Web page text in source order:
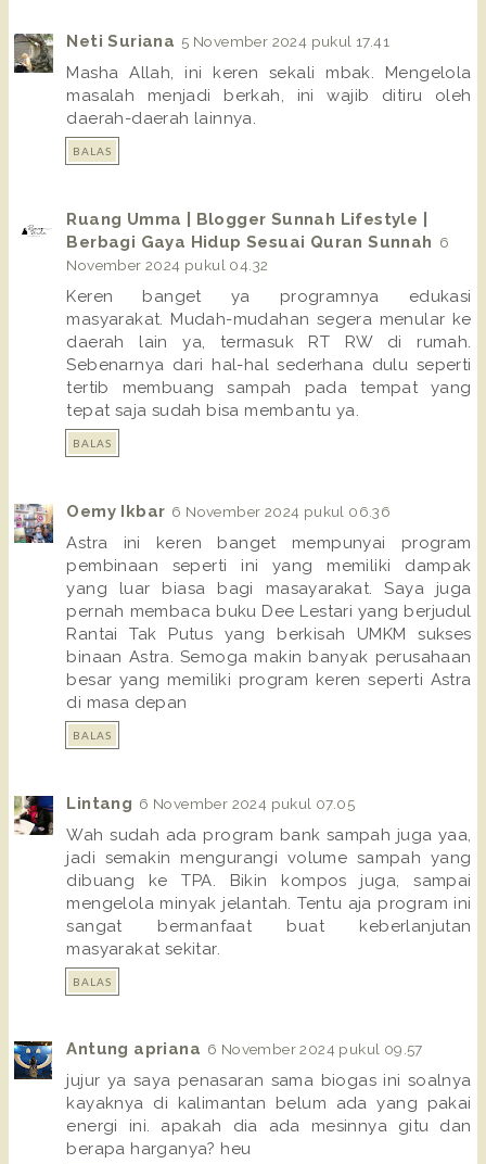
Neti Suriana 5 November 2024 pukul 17.41
Masha Allah, ini keren sekali mbak. Mengelola
masalah menjadi berkah, ini wajib ditiru oleh
daerah-daerah lainnya.
BALAS
Ruang Umma | Blogger Sunnah Lifestyle |
Berbagi Gaya Hidup Sesuai Quran Sunnah 6
November 2024 pukul 04.32
Keren banget ya programnya edukasi
masyarakat. Mudah-mudahan segera menular ke
daerah lain ya, termasuk RT RW di rumah.
Sebenarnya dari hal-hal sederhana dulu seperti
tertib membuang sampah pada tempat yang
tepat saja sudah bisa membantu ya.
BALAS
Oemy Ikbar 6 November 2024 pukul 06.36
Astra ini keren banget mempunyai program
pembinaan seperti ini yang memiliki dampak
yang luar biasa bagi masayarakat. Saya juga
pernah membaca buku Dee Lestari yang berjudul
Rantai Tak Putus yang berkisah UMKM sukses
binaan Astra. Semoga makin banyak perusahaan
besar yang memiliki program keren seperti Astra
di masa depan
BALAS
Lintang 6 November 2024 pukul 07.05
Wah sudah ada program bank sampah juga yaa,
jadi semakin mengurangi volume sampah yang
dibuang ke TPA. Bikin kompos juga, sampai
mengelola minyak jelantah. Tentu aja program ini
sangat bermanfaat buat keberlanjutan
masyarakat sekitar.
BALAS
Antung apriana 6 November 2024 pukul 09.57
jujur ya saya penasaran sama biogas ini soalnya
kayaknya di kalimantan belum ada yang pakai
energi ini. apakah dia ada mesinnya gitu dan
berapa harganya? heu